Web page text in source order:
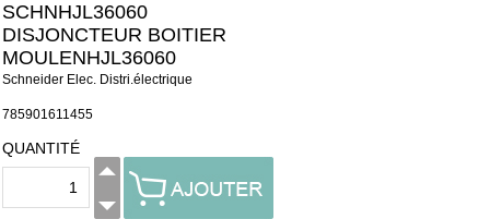
SCHNHJL36060
DISJONCTEUR BOITIER
MOULENHJL36060
Schneider Elec. Distri.électrique
785901611455
QUANTITÉ